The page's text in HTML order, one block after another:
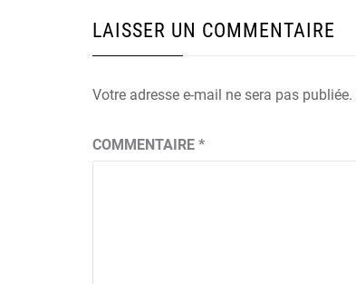
LAISSER UN COMMENTAIRE
Votre adresse e-mail ne sera pas publiée.
COMMENTAIRE *